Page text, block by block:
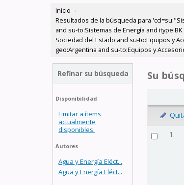
Inicio ›
Resultados de la búsqueda para
and su-to:Sistemas de Energía and
Sociedad del Estado and su-to:Equipos y
geo:Argentina and su-to:Equipos y
Refinar su búsqueda
Disponibilidad
Limitar a ítems
actualmente
disponibles.
Autores
Agua y Energía Eléct...
Agua y Energía Eléct...
Su
1.